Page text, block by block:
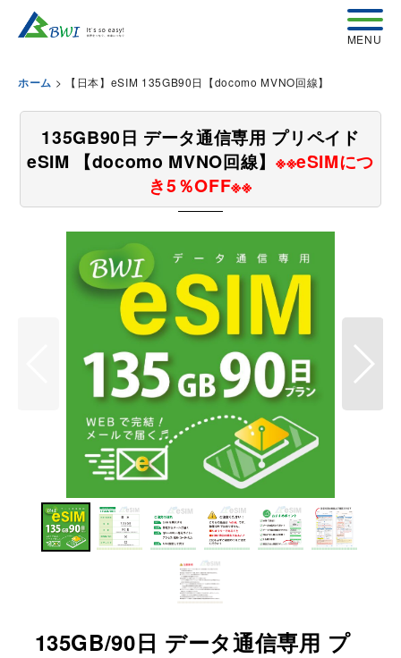
ホーム > 【日本】eSIM 135GB90日【docomo MVNO回線】
135GB90日 データ通信専用 プリペイド
eSIM 【docomo MVNO回線】 ※※eSIMにつ
き5％OFF※※
135GB/90日 データ通信専用 プ